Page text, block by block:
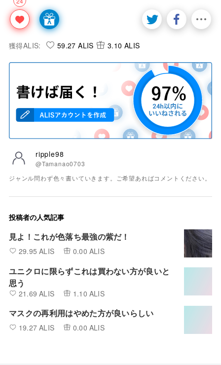
獲得ALIS: 59.27 ALIS 3.10 ALIS
ripple98
@Tamanao0703
ジャンル問わず色々書いていきます。ご希望あればコメントください。
投稿者の人気記事
見よ！これが色落ち最強の紫だ！
29.95 ALIS 0.00 ALIS
ユニクロに限らずこれは買わない方が良いと
思う
21.69 ALIS 1.10 ALIS
マスクの再利用はやめた方が良いらしい
19.27 ALIS 0.00 ALIS